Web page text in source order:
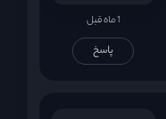
1 ماه قبل
پاسخ